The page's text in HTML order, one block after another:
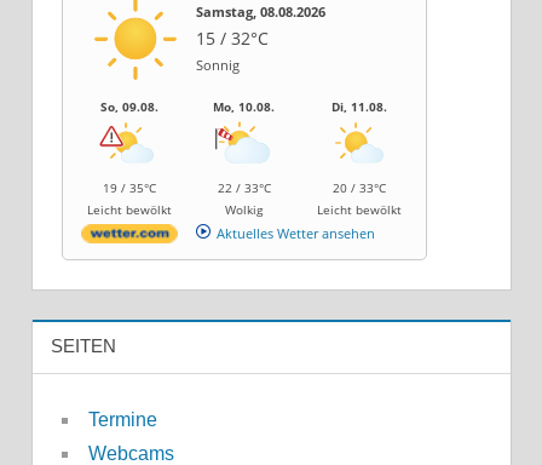
Samstag, 08.08.2026
15 / 32°C
Sonnig
So, 09.08.
19 / 35°C
Leicht bewölkt
Mo, 10.08.
22 / 33°C
Wolkig
Di, 11.08.
20 / 33°C
Leicht bewölkt
Aktuelles Wetter ansehen
SEITEN
Termine
Webcams